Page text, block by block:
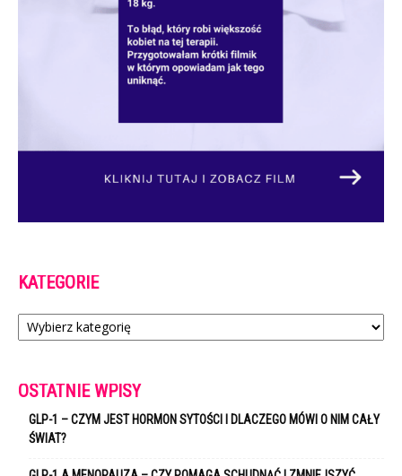
KATEGORIE
Kategorie
OSTATNIE WPISY
GLP-1 – CZYM JEST HORMON SYTOŚCI I DLACZEGO MÓWI O NIM CAŁY
ŚWIAT?